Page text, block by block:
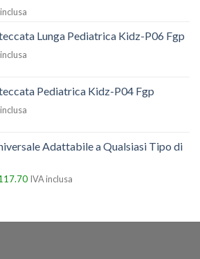
Lunga Pediatrica Kidz-P06 Fgp
Pediatrica Kidz-P04 Fgp
Adattabile a Qualsiasi Tipo di
IVA inclusa